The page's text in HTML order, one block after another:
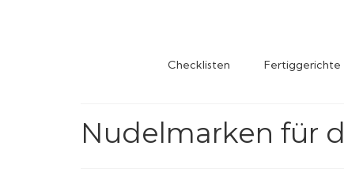
Checklisten Fertiggerichte
Nudelmarken für